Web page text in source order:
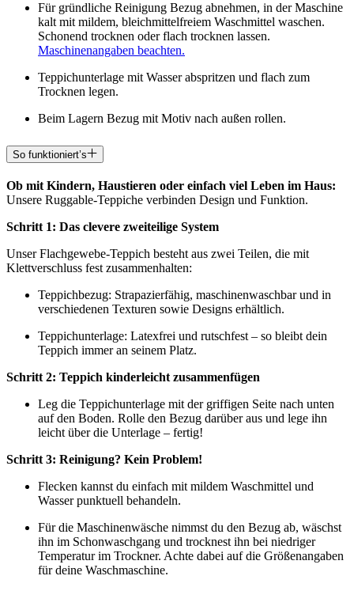
Für gründliche Reinigung Bezug abnehmen, in der Maschine
kalt mit mildem, bleichmittelfreiem Waschmittel waschen.
Schonend trocknen oder flach trocknen lassen.
Maschinenangaben beachten.
Teppichunterlage mit Wasser abspritzen und flach zum
Trocknen legen.
Beim Lagern Bezug mit Motiv nach außen rollen.
So funktioniert’s
Ob mit Kindern, Haustieren oder einfach viel Leben im Haus:
Unsere Ruggable-Teppiche verbinden Design und Funktion.
Schritt 1: Das clevere zweiteilige System
Unser Flachgewebe-Teppich besteht aus zwei Teilen, die mit
Klettverschluss fest zusammenhalten:
Teppichbezug: Strapazierfähig, maschinenwaschbar und in
verschiedenen Texturen sowie Designs erhältlich.
Teppichunterlage: Latexfrei und rutschfest – so bleibt dein
Teppich immer an seinem Platz.
Schritt 2: Teppich kinderleicht zusammenfügen
Leg die Teppichunterlage mit der griffigen Seite nach unten
auf den Boden. Rolle den Bezug darüber aus und lege ihn
leicht über die Unterlage – fertig!
Schritt 3: Reinigung? Kein Problem!
Flecken kannst du einfach mit mildem Waschmittel und
Wasser punktuell behandeln.
Für die Maschinenwäsche nimmst du den Bezug ab, wäschst
ihn im Schonwaschgang und trocknest ihn bei niedriger
Temperatur im Trockner. Achte dabei auf die Größenangaben
für deine Waschmaschine.